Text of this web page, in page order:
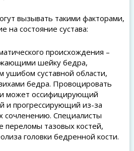
вызывать такими факторами,
на состояние сустава:
происхождения –
шейку бедра,
ушибом суставной области,
бедра. Провоцировать
может оссифицирующий
и прогрессирующий из-за
сочленению. Специалисты
переломы тазовых костей,
головки бедренной кости.